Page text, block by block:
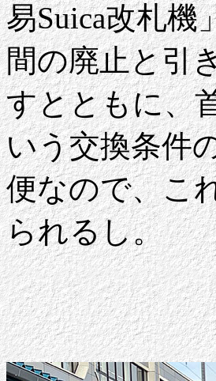
易Suica改札機
間の廃止と引
すとともに、
いう交換条件
便なので、こ
られるし。